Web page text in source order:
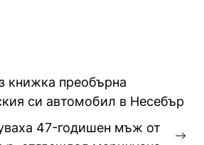
книжка преобърна
си автомобил в Несебър
47-годишен мъж от